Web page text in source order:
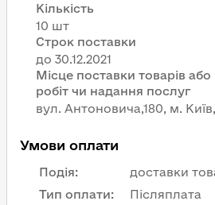
Кількість
10 шт
Строк поставки
Місце поставки товарів
робіт чи надання послуг
вул. Антоновича,180, м.
Умови оплати
Подія:
доставки
Тип оплати:
Післяплата